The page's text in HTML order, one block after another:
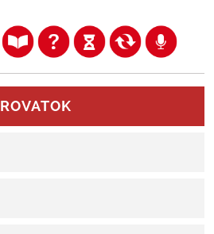
ROVATOK